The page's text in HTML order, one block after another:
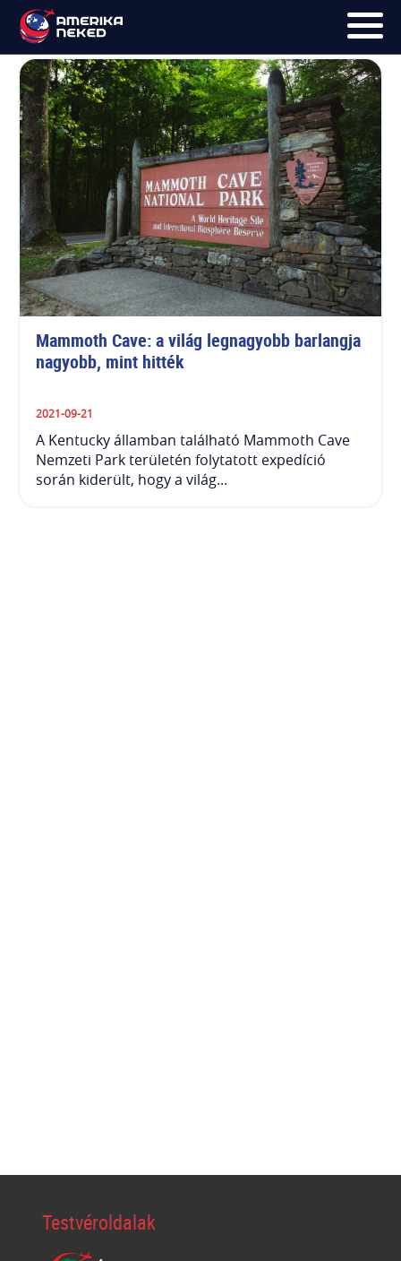
FŐOLDAL
UTAK
HÍRLEVÉL
BLOG
RÓLUNK
KÉPEK
Mammoth Cave
Mammoth Cave: a világ legnagyobb barlangja
nagyobb, mint hitték
2021-09-21
A Kentucky államban található Mammoth Cave
Nemzeti Park területén folytatott expedíció
során kiderült, hogy a világ...
Testvéroldalak